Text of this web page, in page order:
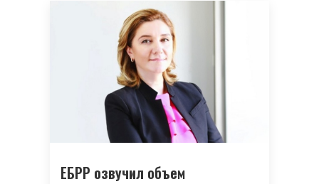
ЕБРР озвучил объем